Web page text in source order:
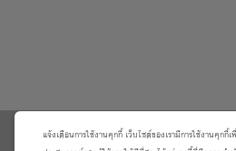
\
แจ้งเตือนการใช้งานคุกกี้ เว็บไซต์ของเรามีการใช้งานคุกกี้